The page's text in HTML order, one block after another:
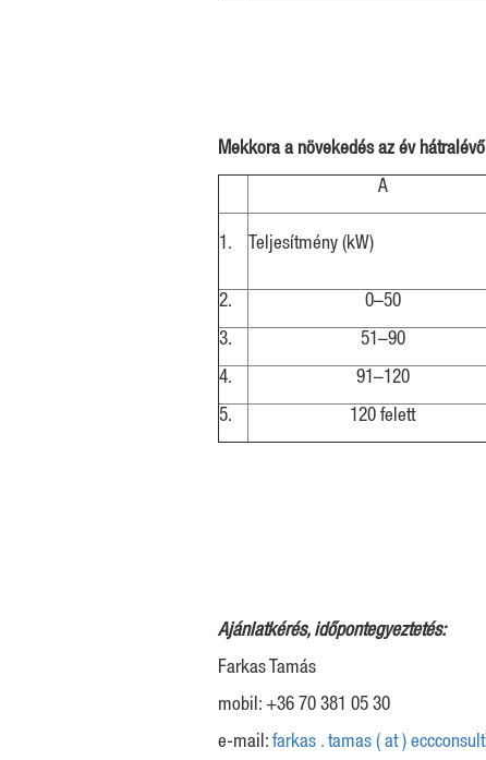
Mekkora a növekedés az év
A
1. Teljesítmény (kW)
2. 0–50
3. 51–90
4. 91–120
5. 120 felett
Ajánlatkérés, időpontegyeztetés:
Farkas Tamás
mobil: +36 70 381 05 30
e-mail: farkas . tamas ( at )